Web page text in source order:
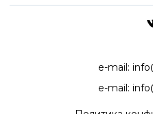
e-mail:
e-mail: